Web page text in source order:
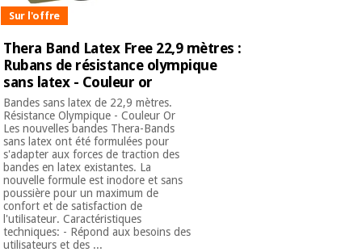
Sur l'offre
Thera Band Latex Free 22,9 mètres :
Rubans de résistance olympique
sans latex - Couleur or
Bandes sans latex de 22,9 mètres.
Résistance Olympique - Couleur Or
Les nouvelles bandes Thera-Bands
sans latex ont été formulées pour
s'adapter aux forces de traction des
bandes en latex existantes. La
nouvelle formule est inodore et sans
poussière pour un maximum de
confort et de satisfaction de
l'utilisateur. Caractéristiques
techniques: - Répond aux besoins des
utilisateurs et des ...